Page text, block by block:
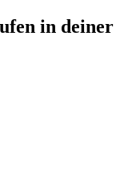
in deiner